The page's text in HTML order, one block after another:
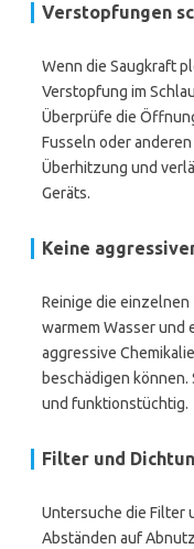
Verstopfungen
Wenn die Saugkraft
Verstopfung im
Überprüfe die
Fusseln oder
Überhitzung und
Geräts.
Keine
Reinige die
warmem Wasser und
aggressive
beschädigen
und funktionstüchtig.
Filter und
Untersuche die Filter
Abständen auf